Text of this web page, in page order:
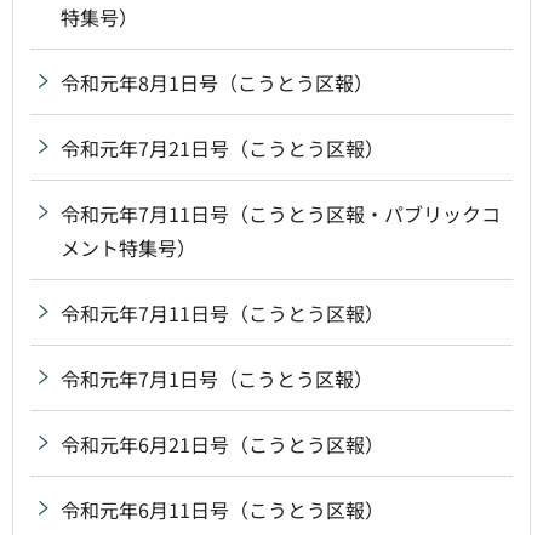
特集号）
令和元年8月1日号（こうとう区報）
令和元年7月21日号（こうとう区報）
令和元年7月11日号（こうとう区報・パブリックコ
メント特集号）
令和元年7月11日号（こうとう区報）
令和元年7月1日号（こうとう区報）
令和元年6月21日号（こうとう区報）
令和元年6月11日号（こうとう区報）